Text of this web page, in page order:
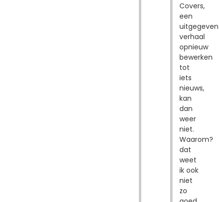
Covers,
een
uitgegeven
verhaal
opnieuw
bewerken
tot
iets
nieuws,
kan
dan
weer
niet.
Waarom?
dat
weet
ik ook
niet
zo